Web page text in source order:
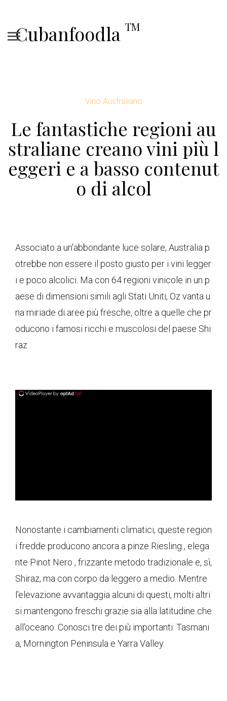
Cubanfoodla TM
Vino Australiano
Le fantastiche regioni au
straliane creano vini più l
eggeri e a basso contenut
o di alcol
Associato a un'abbondante luce solare, Australia p
otrebbe non essere il posto giusto per i vini legger
i e poco alcolici. Ma con 64 regioni vinicole in un p
aese di dimensioni simili agli Stati Uniti, Oz vanta u
na miriade di aree più fresche, oltre a quelle che pr
oducono i famosi ricchi e muscolosi del paese Shi
raz .
Nonostante i cambiamenti climatici, queste region
i fredde producono ancora a pinze Riesling , elega
nte Pinot Nero , frizzante metodo tradizionale e, sì,
Shiraz, ma con corpo da leggero a medio. Mentre
l'elevazione avvantaggia alcuni di questi, molti altri
si mantengono freschi grazie sia alla latitudine che
all'oceano. Conosci tre dei più importanti: Tasmani
a, Mornington Peninsula e Yarra Valley.